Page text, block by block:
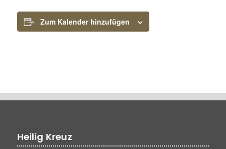
Zum Kalender hinzufügen
Heilig Kreuz